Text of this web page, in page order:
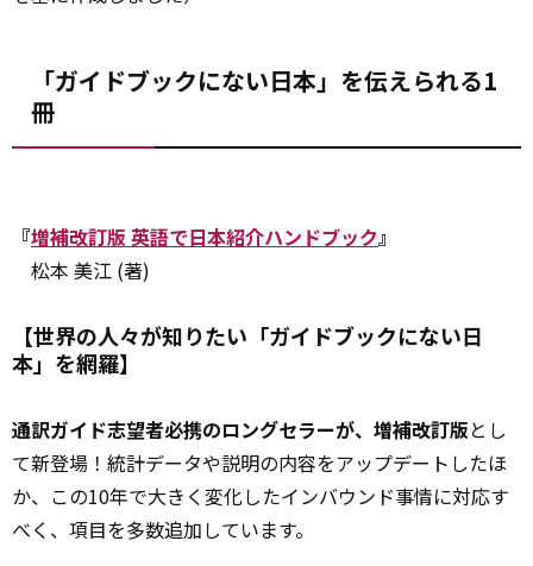
「ガイドブックにない日本」を伝えられる1
冊
『増補改訂版 英語で日本紹介ハンドブック』
松本 美江 (著)
【世界の人々が知りたい「ガイドブックにない日
本」を網羅】
通訳ガイド志望者必携のロングセラーが、増補改訂版とし
て新登場！統計データや説明の内容をアップデートしたほ
か、この10年で大きく変化したインバウンド事情に対応す
べく、項目を多数追加しています。